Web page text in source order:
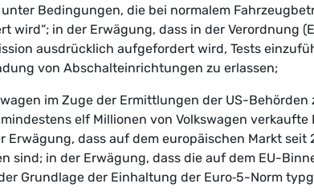
Bedingungen, die bei normalem
wird“; in der Erwägung, dass in der Verordnung
ausdrücklich aufgefordert wird, Tests
von Abschalteinrichtungen zu erlassen;
im Zuge der Ermittlungen der US-Behörden
elf Millionen von Volkswagen verkaufte
Erwägung, dass auf dem europäischen Markt seit
sind; in der Erwägung, dass die auf dem EU-
Grundlage der Einhaltung der Euro‑5-Norm